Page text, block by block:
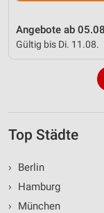
Angebote ab
Gültig bis Di. 11.08.
Top Städte
›
Berlin
›
Hamburg
›
München